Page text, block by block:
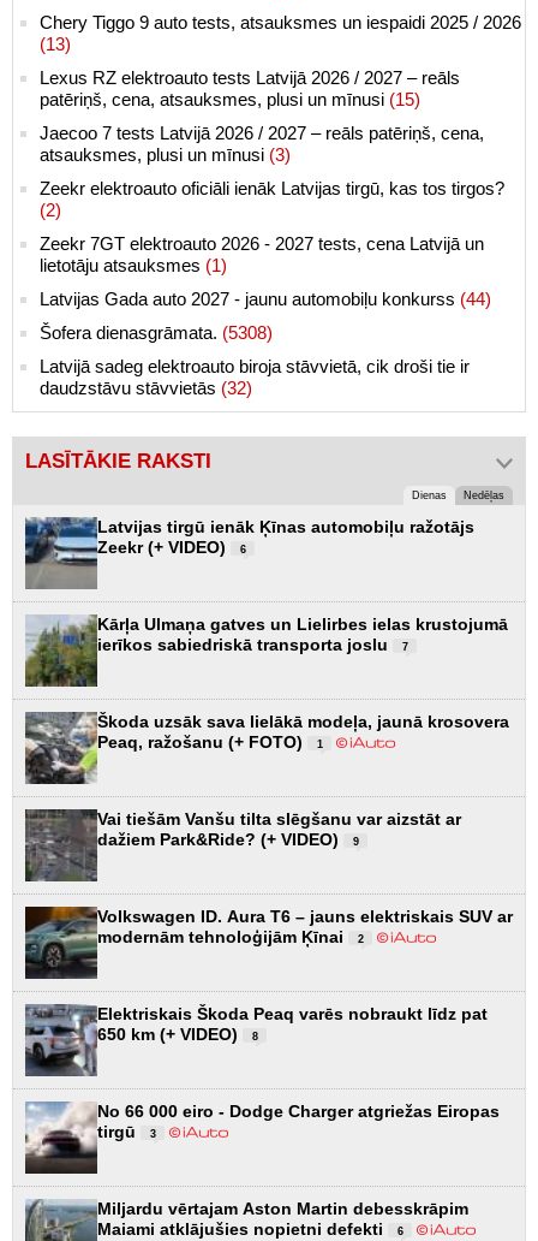
Chery Tiggo 9 auto tests, atsauksmes un iespaidi 2025 / 2026
(13)
Lexus RZ elektroauto tests Latvijā 2026 / 2027 – reāls
patēriņš, cena, atsauksmes, plusi un mīnusi (15)
Jaecoo 7 tests Latvijā 2026 / 2027 – reāls patēriņš, cena,
atsauksmes, plusi un mīnusi (3)
Zeekr elektroauto oficiāli ienāk Latvijas tirgū, kas tos tirgos?
(2)
Zeekr 7GT elektroauto 2026 - 2027 tests, cena Latvijā un
lietotāju atsauksmes (1)
Latvijas Gada auto 2027 - jaunu automobiļu konkurss (44)
Šofera dienasgrāmata. (5308)
Latvijā sadeg elektroauto biroja stāvvietā, cik droši tie ir
daudzstāvu stāvvietās (32)
LASĪTĀKIE RAKSTI
Dienas Nedēļas
Latvijas tirgū ienāk Ķīnas automobiļu ražotājs
Zeekr (+ VIDEO)
6
Kārļa Ulmaņa gatves un Lielirbes ielas krustojumā
ierīkos sabiedriskā transporta joslu
7
Škoda uzsāk sava lielākā modeļa, jaunā krosovera
Peaq, ražošanu (+ FOTO)
1
Vai tiešām Vanšu tilta slēgšanu var aizstāt ar
dažiem Park&Ride? (+ VIDEO)
9
Volkswagen ID. Aura T6 – jauns elektriskais SUV ar
modernām tehnoloģijām Ķīnai
2
Elektriskais Škoda Peaq varēs nobraukt līdz pat
650 km (+ VIDEO)
8
No 66 000 eiro - Dodge Charger atgriežas Eiropas
tirgū
3
Miljardu vērtajam Aston Martin debesskrāpim
Maiami atklājušies nopietni defekti
6